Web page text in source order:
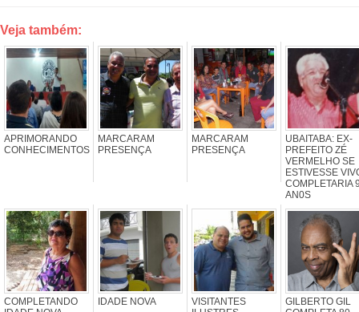
Veja também:
APRIMORANDO
CONHECIMENTOS
MARCARAM
PRESENÇA
MARCARAM
PRESENÇA
UBAITABA: EX-
PREFEITO ZÉ
VERMELHO SE
ESTIVESSE
COMPLETARIA
AN0S
COMPLETANDO
IDADE NOVA
VISITANTES
GILBERTO GIL